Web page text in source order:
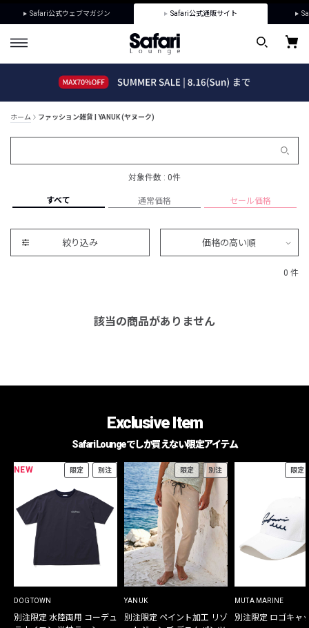
Safari公式ウェブマガジン Safari公式通販サイト
ホーム ファッション雑貨 | YANUK (ヤヌーク)
対象件数 : 0件
すべて 通常価格 セール価格
絞り込み 価格の高い順
0 件
該当の商品がありません
Exclusive Item
Safari Loungeでしか買えない限定アイテム
NEW 限定 別注
DOGTOWN
別注限定 水陸両用 コーデュ
限定 別注
YANUK
別注限定 ペイント加工 リゾ
限定
MUTA MARINE
別注限定 ロゴキャ